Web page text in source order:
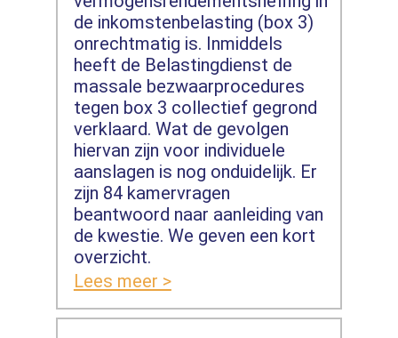
de inkomstenbelasting (box 3)
onrechtmatig is. Inmiddels
heeft de Belastingdienst de
massale bezwaarprocedures
tegen box 3 collectief gegrond
verklaard. Wat de gevolgen
hiervan zijn voor individuele
aanslagen is nog onduidelijk. Er
zijn 84 kamervragen
beantwoord naar aanleiding van
de kwestie. We geven een kort
overzicht.
Lees meer >